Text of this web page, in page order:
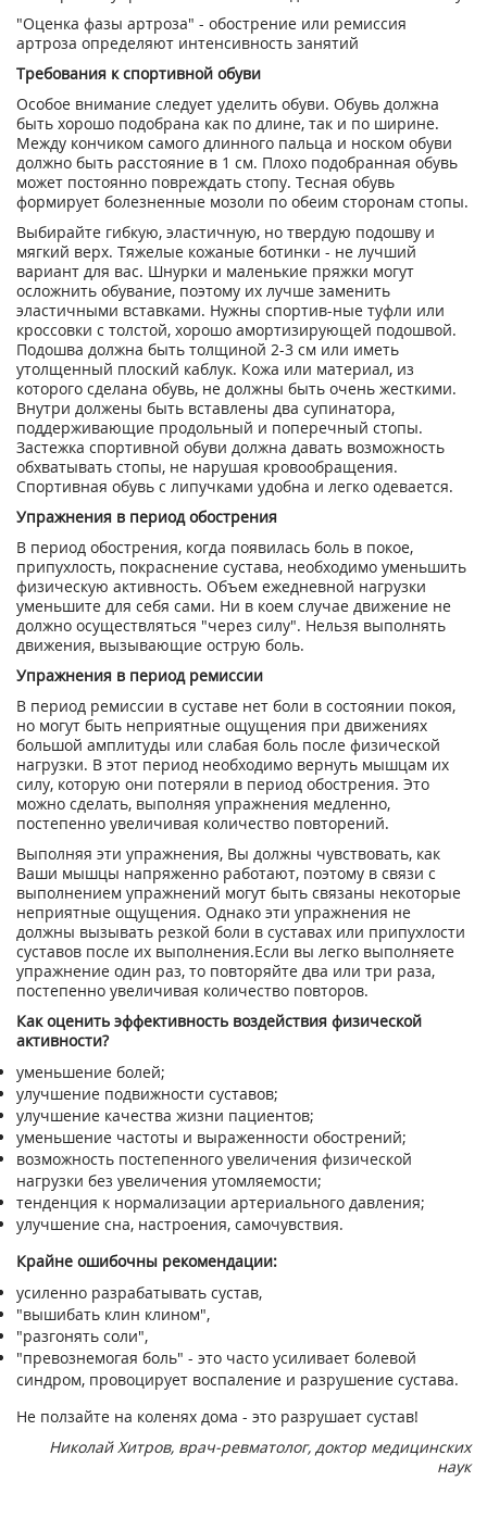
"Оценка фазы артроза" - обострение или ремиссия
артроза определяют интенсивность занятий
Требования к спортивной обуви
Особое внимание следует уделить обуви. Обувь должна
быть хорошо подобрана как по длине, так и по ширине.
Между кончиком самого длинного пальца и носком обуви
должно быть расстояние в 1 см. Плохо подобранная обувь
может постоянно повреждать стопу. Тесная обувь
формирует болезненные мозоли по обеим сторонам стопы.
Выбирайте гибкую, эластичную, но твердую подошву и
мягкий верх. Тяжелые кожаные ботинки - не лучший
вариант для вас. Шнурки и маленькие пряжки могут
осложнить обувание, поэтому их лучше заменить
эластичными вставками. Нужны спортив-ные туфли или
кроссовки с толстой, хорошо амортизирующей подошвой.
Подошва должна быть толщиной 2-3 см или иметь
утолщенный плоский каблук. Кожа или материал, из
которого сделана обувь, не должны быть очень жесткими.
Внутри должены быть вставлены два супинатора,
поддерживающие продольный и поперечный стопы.
Застежка спортивной обуви должна давать возможность
обхватывать стопы, не нарушая кровообращения.
Спортивная обувь с липучками удобна и легко одевается.
Упражнения в период обострения
В период обострения, когда появилась боль в покое,
припухлость, покраснение сустава, необходимо уменьшить
физическую активность. Объем ежедневной нагрузки
уменьшите для себя сами. Ни в коем случае движение не
должно осуществляться "через силу". Нельзя выполнять
движения, вызывающие острую боль.
Упражнения в период ремиссии
В период ремиссии в суставе нет боли в состоянии покоя,
но могут быть неприятные ощущения при движениях
большой амплитуды или слабая боль после физической
нагрузки. В этот период необходимо вернуть мышцам их
силу, которую они потеряли в период обострения. Это
можно сделать, выполняя упражнения медленно,
постепенно увеличивая количество повторений.
Выполняя эти упражнения, Вы должны чувствовать, как
Ваши мышцы напряженно работают, поэтому в связи с
выполнением упражнений могут быть связаны некоторые
неприятные ощущения. Однако эти упражнения не
должны вызывать резкой боли в суставах или припухлости
суставов после их выполнения.Если вы легко выполняете
упражнение один раз, то повторяйте два или три раза,
постепенно увеличивая количество повторов.
Как оценить эффективность воздействия физической
активности?
уменьшение болей;
улучшение подвижности суставов;
улучшение качества жизни пациентов;
уменьшение частоты и выраженности обострений;
возможность постепенного увеличения физической
нагрузки без увеличения утомляемости;
тенденция к нормализации артериального давления;
улучшение сна, настроения, самочувствия.
Крайне ошибочны рекомендации:
усиленно разрабатывать сустав,
"вышибать клин клином",
"разгонять соли",
"превознемогая боль" - это часто усиливает болевой
синдром, провоцирует воспаление и разрушение сустава.
Не ползайте на коленях дома - это разрушает сустав!
Николай Хитров, врач-ревматолог, доктор медицинских
наук